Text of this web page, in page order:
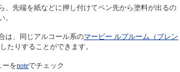
、先端を紙などに押し付けてペン先から塗料が出るの
。
は、同じアルコール系のマービー ルプルーム（ブレン
たりすることができます。
ーをnoteでチェック